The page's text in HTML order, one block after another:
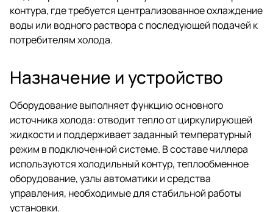
контура, где требуется централизованное охлаждение
воды или водного раствора с последующей подачей к
потребителям холода.
Назначение и устройство
Оборудование выполняет функцию основного
источника холода: отводит тепло от циркулирующей
жидкости и поддерживает заданный температурный
режим в подключенной системе. В составе чиллера
используются холодильный контур, теплообменное
оборудование, узлы автоматики и средства
управления, необходимые для стабильной работы
установки.